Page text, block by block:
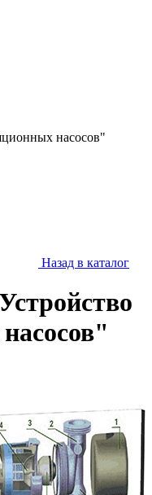
насосов"
Назад в каталог